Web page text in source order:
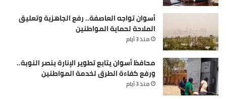
أسوان تواجه العاصفة.. رفع الجاهزية وتعليق
الملاحة لحماية المواطنين
منذ 3 أيام
محافظ أسوان يتابع تطوير الإنارة بنصر النوبة..
ورفع كفاءة الطرق لخدمة المواطنين
منذ 3 أيام